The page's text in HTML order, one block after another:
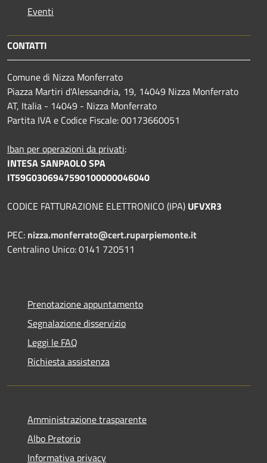
Eventi
CONTATTI
Comune di Nizza Monferrato
Piazza Martiri d'Alessandria, 19, 14049 Nizza Monferrato
AT, Italia - 14049 - Nizza Monferrato
Partita IVA e Codice Fiscale: 00173660051
Iban per operazioni da privati:
INTESA SANPAOLO SPA
IT59G0306947590100000046040
CODICE FATTURAZIONE ELETTRONICO (IPA) UFVXR3
PEC: nizza.monferrato@cert.ruparpiemonte.it
Centralino Unico: 0141 720511
Prenotazione appuntamento
Segnalazione disservizio
Leggi le FAQ
Richiesta assistenza
Amministrazione trasparente
Albo Pretorio
Informativa privacy